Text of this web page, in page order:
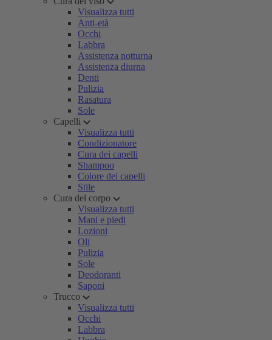
Visualizza tutti
Anti-età
Occhi
Labbra
Assistenza notturna
Assistenza diurna
Denti
Pulizia
Rasatura
Sole
Capelli
Visualizza tutti
Condizionatore
Cura dei capelli
Shampoo
Colore dei capelli
Stile
Cura del corpo
Visualizza tutti
Mani e piedi
Lozioni
Oli
Pulizia
Sole
Deodoranti
Saponi
Trucco
Visualizza tutti
Occhi
Labbra